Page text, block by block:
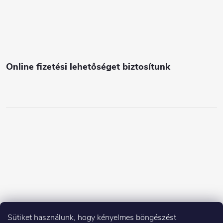
Sütiket használunk, hogy kényelmes böngészést
i
Online fizetési lehetőséget biztosítunk